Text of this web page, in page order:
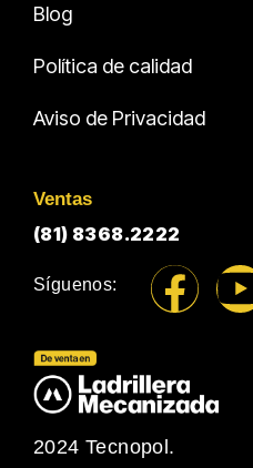
Blog
Política de calidad
Aviso de Privacidad
Ventas
(81) 8368.2222
Síguenos:
2024 Tecnopol.